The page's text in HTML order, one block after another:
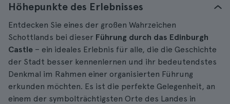
Höhepunkte des Erlebnisses
Entdecken Sie eines der großen Wahrzeichen
Schottlands bei dieser Führung durch das Edinburgh
Castle – ein ideales Erlebnis für alle, die die Geschichte
der Stadt besser kennenlernen und ihr bedeutendstes
Denkmal im Rahmen einer organisierten Führung
erkunden möchten. Es ist die perfekte Gelegenheit, an
einem der symbolträchtigsten Orte des Landes in